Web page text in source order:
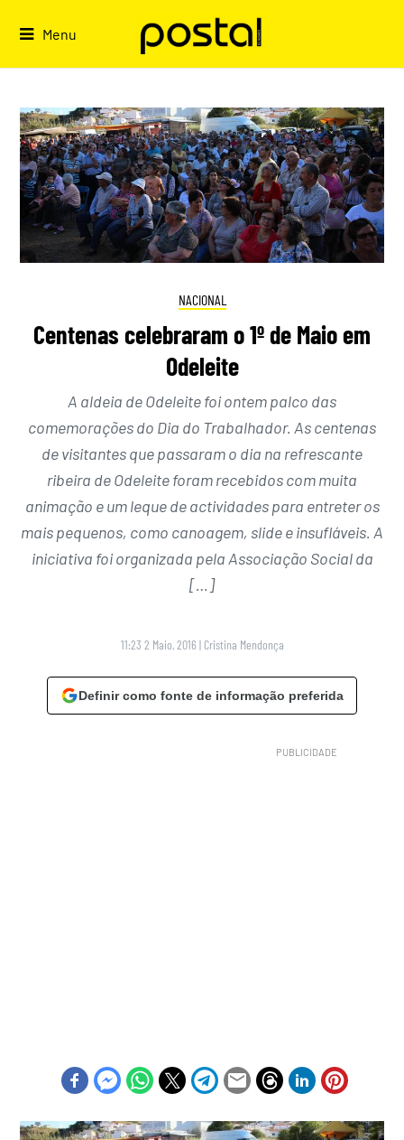
Menu
NACIONAL
Centenas celebraram o 1º de Maio em
Odeleite
A aldeia de Odeleite foi ontem palco das
comemorações do Dia do Trabalhador. As centenas
de visitantes que passaram o dia na refrescante
ribeira de Odeleite foram recebidos com muita
animação e um leque de actividades para entreter os
mais pequenos, como canoagem, slide e insufláveis. A
iniciativa foi organizada pela Associação Social da
[…]
11:23 2 Maio, 2016 | Cristina Mendonça
Definir como fonte de informação preferida